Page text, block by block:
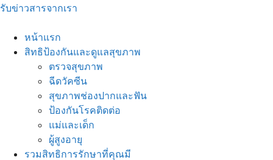
รับข่าวสารจากเรา
หน้าแรก
สิทธิป้องกันและดูแลสุขภาพ
ตรวจสุขภาพ
ฉีดวัคซีน
สุขภาพช่องปากและฟัน
ป้องกันโรคติดต่อ
แม่และเด็ก
ผู้สูงอายุ
รวมสิทธิการรักษาที่คุณมี